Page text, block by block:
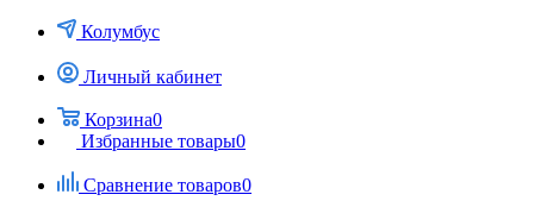
Колумбус
Личный кабинет
Корзина0
Избранные товары0
Сравнение товаров0